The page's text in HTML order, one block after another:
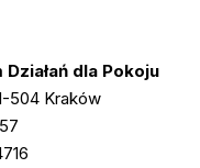
dla Pokoju
504 Kraków